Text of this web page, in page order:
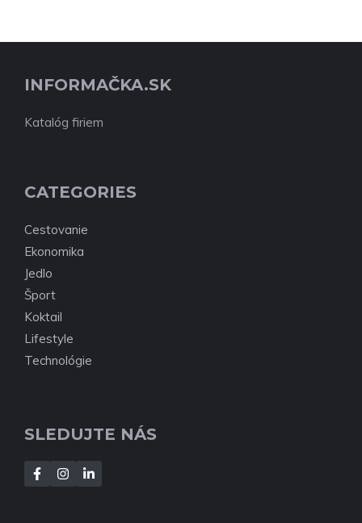
INFORMAČKA.SK
Katalóg firiem
CATEGORIES
Cestovanie
Ekonomika
Jedlo
Šport
Koktail
Lifestyle
Technológie
SLEDUJTE NÁS